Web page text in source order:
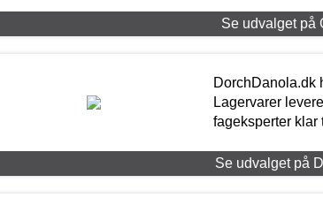
Se udvalget på
DorchDanola.dk
Lagervarer
fageksperter klar
Se udvalget på